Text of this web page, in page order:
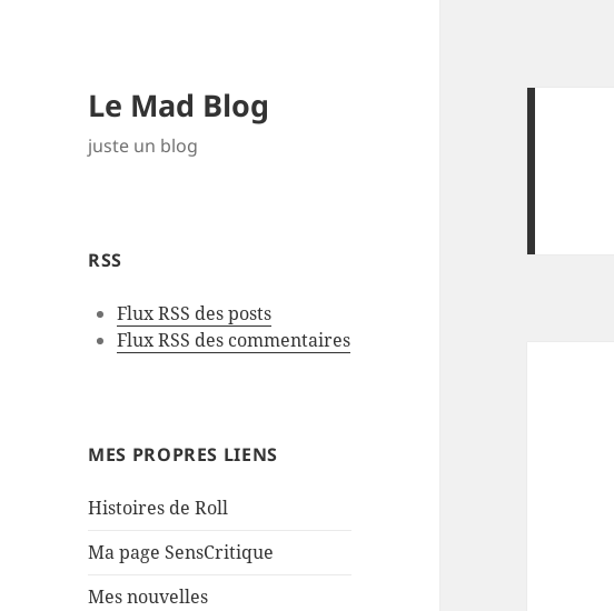
Le Mad Blog
juste un blog
RSS
Flux RSS des posts
Flux RSS des commentaires
MES PROPRES LIENS
Histoires de Roll
Ma page SensCritique
Mes nouvelles